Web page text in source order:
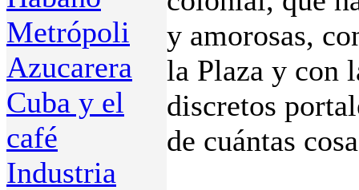
Metrópoli
Azucarera
Cuba y el
café
Industria
y amorosas,
la Plaza y con
discretos
de cuántas